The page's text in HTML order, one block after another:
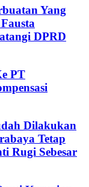
Yang
DPRD
PT
Dilakukan
Tetap
Rugi Sebesar